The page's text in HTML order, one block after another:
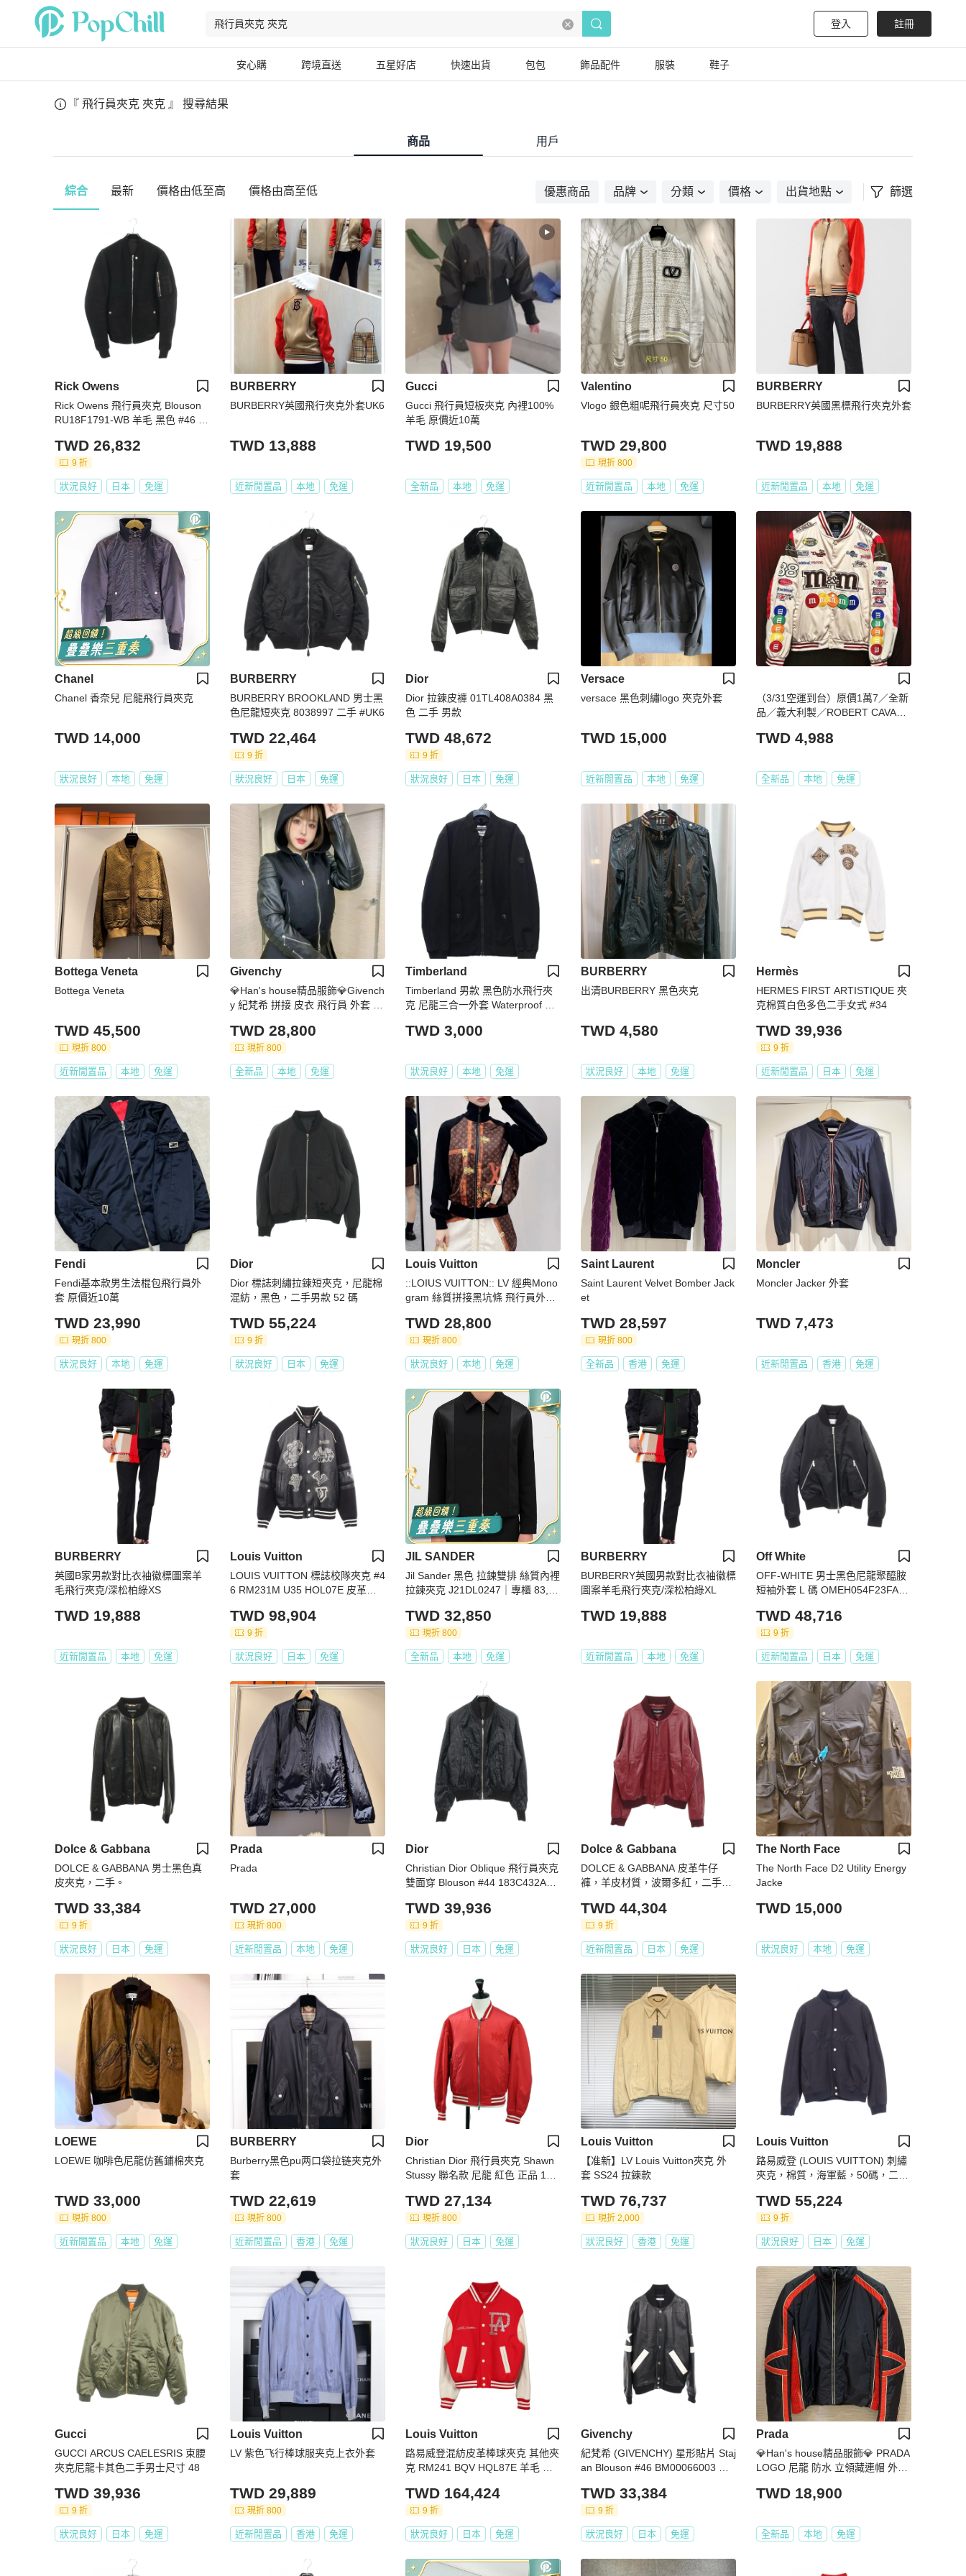
登入 註冊
安心購 跨境直送 五星好店 快速出貨 包包 飾品配件 服裝 鞋子
『 飛行員夾克 夾克 』 搜尋結果
商品 用戶
綜合 最新 價格由低至高 價格由高至低 優惠商品 品牌 分類 價格 出貨地點 篩選
Rick Owens
Rick Owens 飛行員夾克 Blouson
RU18F1791-WB 羊毛 黑色 #46 二
TWD 26,832
9 折
狀況良好 日本 免運
BURBERRY
BURBERRY英國飛行夾克外套UK6
TWD 13,888
近新閒置品 本地 免運
Gucci
Gucci 飛行員短板夾克 內裡100%
羊毛 原價近10萬
TWD 19,500
全新品 本地 免運
Valentino
Vlogo 銀色粗呢飛行員夾克 尺寸50
TWD 29,800
現折 800
近新閒置品 本地 免運
BURBERRY
BURBERRY英國黑標飛行夾克外套
TWD 19,888
近新閒置品 本地 免運
Chanel
Chanel 香奈兒 尼龍飛行員夾克
TWD 14,000
狀況良好 本地 免運
BURBERRY
BURBERRY BROOKLAND 男士黑
色尼龍短夾克 8038997 二手 #UK6
TWD 22,464
9 折
狀況良好 日本 免運
Dior
Dior 拉鍊皮褲 01TL408A0384 黑
色 二手 男款
TWD 48,672
9 折
狀況良好 日本 免運
Versace
versace 黑色刺繡logo 夾克外套
TWD 15,000
近新閒置品 本地 免運
（3/31空運到台）原價1萬7／全新
品／義大利製／ROBERT CAVANI
TWD 4,988
全新品 本地 免運
Bottega Veneta
Bottega Veneta
TWD 45,500
現折 800
近新閒置品 本地 免運
Givenchy
💎Han's house精品服飾💎Givench
y 紀梵希 拼接 皮衣 飛行員 外套 現
TWD 28,800
現折 800
全新品 本地 免運
Timberland
Timberland 男款 黑色防水飛行夾
克 尼龍三合一外套 Waterproof MA
TWD 3,000
狀況良好 本地 免運
BURBERRY
出清BURBERRY 黑色夾克
TWD 4,580
狀況良好 本地 免運
Hermès
HERMES FIRST ARTISTIQUE 夾
克棉質白色多色二手女式 #34
TWD 39,936
9 折
近新閒置品 日本 免運
Fendi
Fendi基本款男生法棍包飛行員外
套 原價近10萬
TWD 23,990
現折 800
狀況良好 本地 免運
Dior
Dior 標誌刺繡拉鍊短夾克，尼龍棉
混紡，黑色，二手男款 52 碼
TWD 55,224
9 折
狀況良好 日本 免運
Louis Vuitton
::LOIUS VUITTON:: LV 經典Mono
gram 絲質拼接黑坑條 飛行員外套
ulticolor
TWD 28,800
現折 800
狀況良好 本地 免運
Saint Laurent
Saint Laurent Velvet Bomber Jack
et
TWD 28,597
現折 800
全新品 香港 免運
Moncler
Moncler Jacker 外套
TWD 7,473
近新閒置品 香港 免運
BURBERRY
英國B家男款對比衣袖徽標圖案羊
毛飛行夾克/深松柏綠XS
TWD 19,888
近新閒置品 本地 免運
Louis Vuitton
LOUIS VUITTON 標誌校隊夾克 #4
6 RM231M U35 HOL07E 皮革羊
TWD 98,904
9 折
狀況良好 日本 免運
JIL SANDER
Jil Sander 黑色 拉鍊雙排 絲質內裡
拉鍊夾克 J21DL0247｜專櫃 83,20
TWD 32,850
現折 800
全新品 本地 免運
BURBERRY
BURBERRY英國男款對比衣袖徽標
圖案羊毛飛行夾克/深松柏綠XL
TWD 19,888
近新閒置品 本地 免運
Off White
OFF-WHITE 男士黑色尼龍聚醯胺
短袖外套 L 碼 OMEH054F23FAB0
TWD 48,716
9 折
近新閒置品 日本 免運
Dolce & Gabbana
DOLCE & GABBANA 男士黑色真
皮夾克，二手。
TWD 33,384
9 折
狀況良好 日本 免運
Prada
Prada
TWD 27,000
現折 800
近新閒置品 本地 免運
Dior
Christian Dior Oblique 飛行員夾克
雙面穿 Blouson #44 183C432A44
TWD 39,936
9 折
狀況良好 日本 免運
Dolce & Gabbana
DOLCE & GABBANA 皮革牛仔
褲，羊皮材質，波爾多紅，二手男
TWD 44,304
9 折
近新閒置品 日本 免運
The North Face
The North Face D2 Utility Energy
Jacke
TWD 15,000
狀況良好 本地 免運
LOEWE
LOEWE 咖啡色尼龍仿舊鋪棉夾克
TWD 33,000
現折 800
近新閒置品 本地 免運
BURBERRY
Burberry黑色pu两口袋拉链夹克外
套
TWD 22,619
現折 800
近新閒置品 香港 免運
Dior
Christian Dior 飛行員夾克 Shawn
Stussy 聯名款 尼龍 紅色 正品 175
TWD 27,134
現折 800
狀況良好 日本 免運
Louis Vuitton
【准新】LV Louis Vuitton夾克 外
套 SS24 拉鍊款
TWD 76,737
現折 2,000
狀況良好 香港 免運
Louis Vuitton
路易威登 (LOUIS VUITTON) 刺繡
夾克，棉質，海軍藍，50碼，二手
TWD 55,224
9 折
狀況良好 日本 免運
Gucci
GUCCI ARCUS CAELESRIS 束腰
夾克尼龍卡其色二手男士尺寸 48
TWD 39,936
9 折
狀況良好 日本 免運
Louis Vuitton
LV 紫色飞行棒球服夹克上衣外套
TWD 29,889
現折 800
近新閒置品 香港 免運
Louis Vuitton
路易威登混紡皮革棒球夾克 其他夾
克 RM241 BQV HQL87E 羊毛 紅
TWD 164,424
9 折
狀況良好 日本 免運
Givenchy
紀梵希 (GIVENCHY) 星形貼片 Staj
an Blouson #46 BM00066003 皮
TWD 33,384
9 折
狀況良好 日本 免運
Prada
💎Han's house精品服飾💎 PRADA
LOGO 尼龍 防水 立領藏連帽 外套
TWD 18,900
全新品 本地 免運